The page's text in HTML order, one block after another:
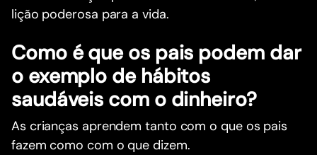
lição poderosa para a vida.
Como é que os pais podem dar
o exemplo de hábitos
saudáveis com o dinheiro?
As crianças aprendem tanto com o que os pais
fazem como com o que dizem.